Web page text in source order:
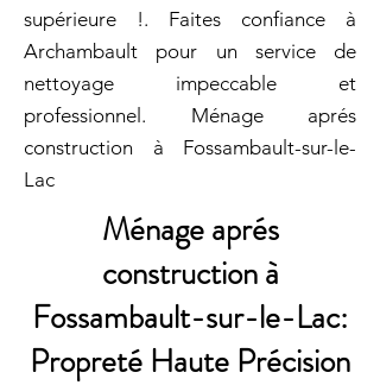
supérieure !. Faites confiance à
Archambault pour un service de
nettoyage impeccable et
professionnel. Ménage aprés
construction à Fossambault-sur-le-
Lac
Ménage aprés
construction à
Fossambault-sur-le-Lac:
Propreté Haute Précision